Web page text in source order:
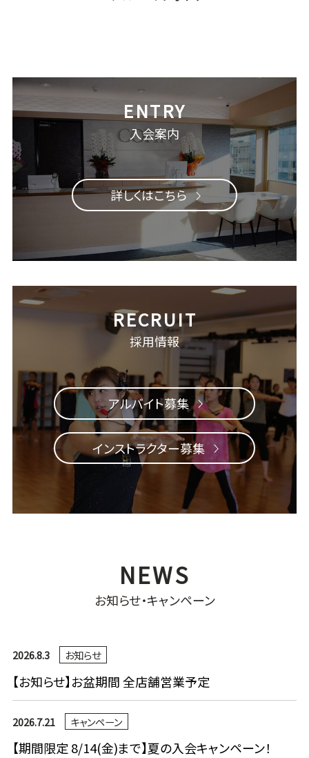
入会案内
詳しくはこちら
採用情報
アルバイト募集
インストラクター募集
お知らせ・キャンペーン
【お知らせ】お盆期間 全店舗営業予定
2026.8.3 お知らせ
【期間限定 8/14(金)まで】夏の入会キャンペーン！
2026.7.21 キャンペーン